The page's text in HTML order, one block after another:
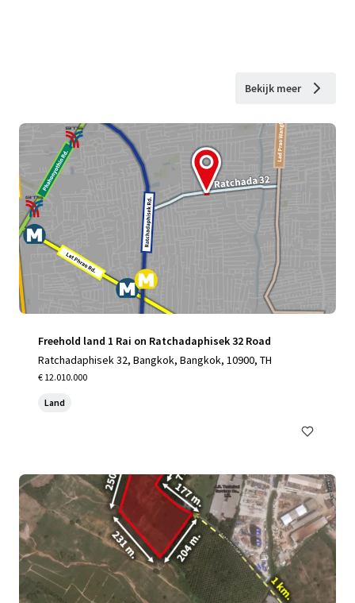
Bekijk meer
Freehold land 1 Rai on Ratchadaphisek 32 Road
Ratchadaphisek 32, Bangkok, Bangkok, 10900, TH
€ 12.010.000
Land